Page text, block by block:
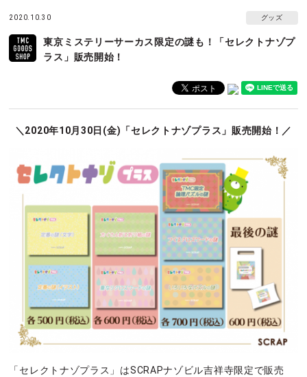
2020.10.30 グッズ
東京ミステリーサーカス限定の謎も！「セレクトナゾプ
ラス」販売開始！
＼2020年10月30日(金)「セレクトナゾプラス」販売開始！／
「セレクトナゾプラス」はSCRAPナゾビル吉祥寺限定で販売